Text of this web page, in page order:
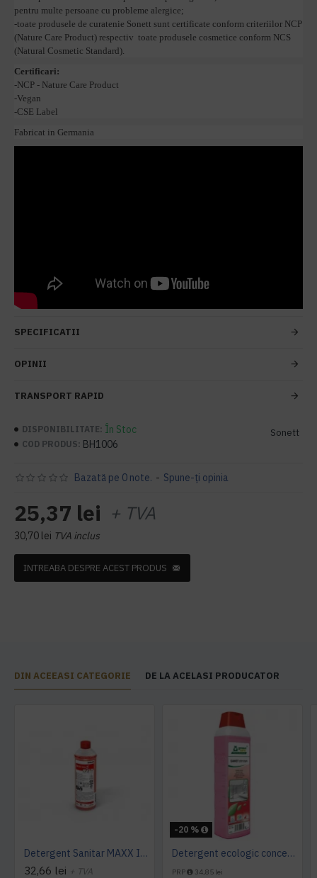
pentru multe persoane cu probleme alergice;
-toate produsele de curatenie Sonett sunt certificate conform criteriilor NCP
(Nature Care Product) respectiv toate produsele cosmetice conform NCS
(Natural Cosmetic Standard).
Certificari:
-NCP - Nature Care Product
-Vegan
-CSE Label
Fabricat in Germania
SPECIFICATII
OPINII
TRANSPORT RAPID
DISPONIBILITATE: În Stoc
COD PRODUS: BH1006
Sonett
Bazată pe 0 note. - Spune-ţi opinia
25,37 lei + TVA
30,70 lei TVA inclus
INTREABA DESPRE ACEST PRODUS
DIN ACEEASI CATEGORIE DE LA ACELASI PRODUCATOR
Detergent Sanitar MAXX INTO S 1L Ecolab
32,66 lei + TVA
-20 %
Detergent ecologic concentrat spatii sanitare SANET Zitrotan, 1L
PRP 34,85 lei